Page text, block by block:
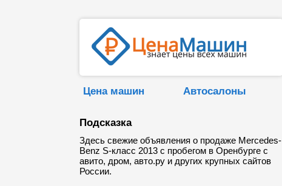
Цена машин Автосалоны
Подсказка
Здесь свежие объявления о продаже Mercedes-
Benz S-класс 2013 с пробегом в Оренбурге с
авито, дром, авто.ру и других крупных сайтов
России.